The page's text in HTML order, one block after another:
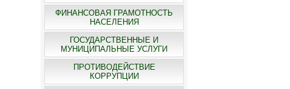
ФИНАНСОВАЯ ГРАМОТНОСТЬ
НАСЕЛЕНИЯ
ГОСУДАРСТВЕННЫЕ И
МУНИЦИПАЛЬНЫЕ УСЛУГИ
ПРОТИВОДЕЙСТВИЕ
КОРРУПЦИИ